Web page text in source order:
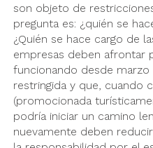
son objeto de
pregunta es: ¿quién se
¿Quién se hace cargo de
empresas deben afrontar
funcionando desde
restringida y que, cuando
(promocionada
podría iniciar un camino
nuevamente deben